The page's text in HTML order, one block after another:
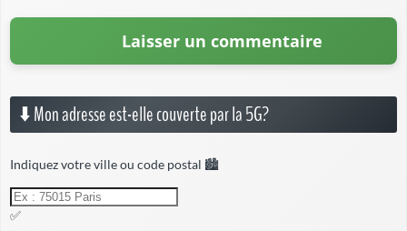
⬇️ Mon adresse est-elle couverte par la 5G?
Indiquez votre ville ou code postal 🏙️
✅